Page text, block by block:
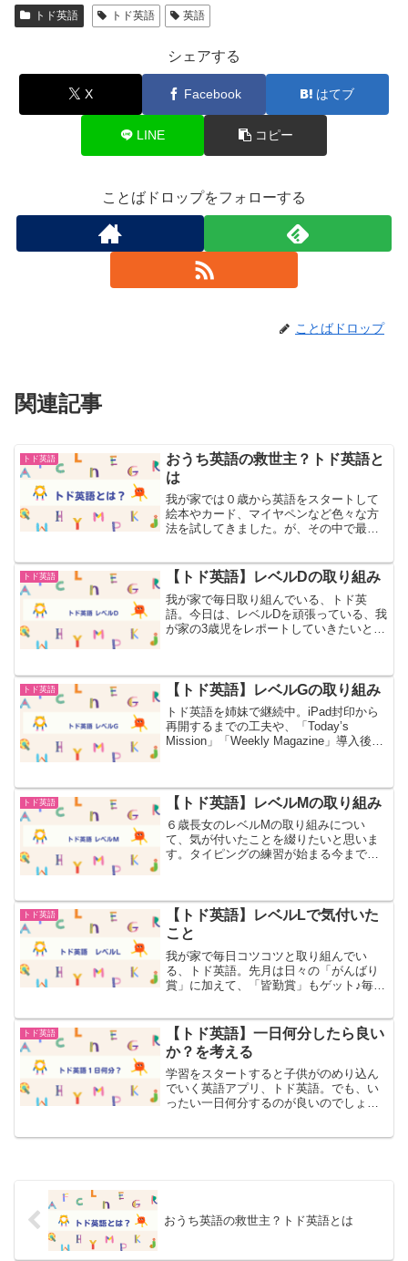
トド英語 トド英語 英語
シェアする
X Facebook はてブ
LINE コピー
ことばドロップをフォローする
ことばドロップ
関連記事
トド英語
おうち英語の救世主？トド英語と
は
我が家では０歳から英語をスタートして
絵本やカード、マイヤペンなど色々な方
法を試してきました。が、その中で最も
大好きなトド英語について、簡単に解説
していきます。トド英語っ...
トド英語 【トド英語】レベルDの取り組み
我が家で毎日取り組んでいる、トド英
語。今日は、レベルDを頑張っている、我
が家の3歳児をレポートしていきたいと思
課になりました！トド英...
トド英語 【トド英語】レベルGの取り組み
トド英語を姉妹で継続中。iPad封印から
再開するまでの工夫や、「Today’s
Mission」「Weekly Magazine」導入後の
トド英語 【トド英語】レベルMの取り組み
６歳長女のレベルMの取り組みについ
て、気が付いたことを綴りたいと思いま
す。タイピングの練習が始まる今までと
んでいたので、見つけや...
トド英語
【トド英語】レベルLで気付いた
こと
我が家で毎日コツコツと取り組んでい
る、トド英語。先月は日々の「がんばり
賞」に加えて、「皆勤賞」もゲット♪毎日
とが判明。さて、ここからどうなる！？
と思ってた先のレベルLに...
トド英語
【トド英語】一日何分したら良い
か？を考える
学習をスタートすると子供がのめり込ん
でいく英語アプリ、トド英語。でも、い
ったい一日何分するのが良いのでしょう
おうち英語の救世主？トド英語とは